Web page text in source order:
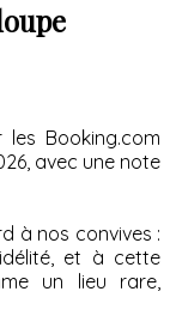
Booking.com
avec une note
à nos convives :
et à cette
un lieu rare,